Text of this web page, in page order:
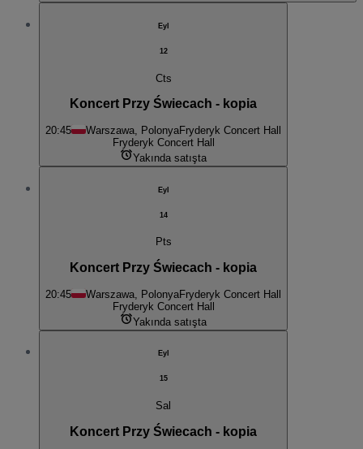
Eyl
12
Cts
Koncert Przy Świecach - kopia
20:45 Warszawa, PolonyaFryderyk Concert Hall
Fryderyk Concert Hall
Yakında satışta
Eyl
14
Pts
Koncert Przy Świecach - kopia
20:45 Warszawa, PolonyaFryderyk Concert Hall
Fryderyk Concert Hall
Yakında satışta
Eyl
15
Sal
Koncert Przy Świecach - kopia